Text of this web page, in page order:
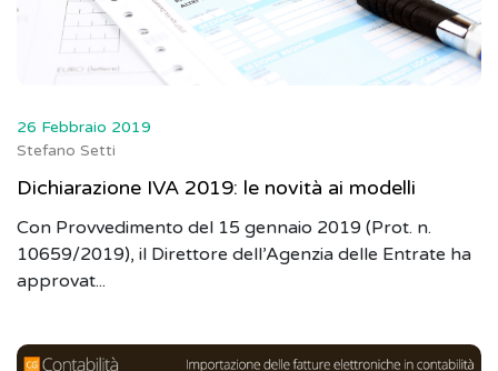
26 Febbraio 2019
Stefano Setti
Dichiarazione IVA 2019: le novità ai modelli
Con Provvedimento del 15 gennaio 2019 (Prot. n.
10659/2019), il Direttore dell’Agenzia delle Entrate ha
approvat...